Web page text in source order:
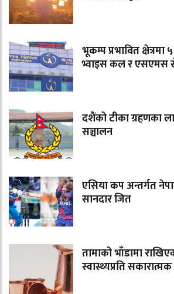
भूकम्प प्रभावित
भ्वाइस कल र एसएमस
दशैंको टीका ग्रहणका
सञ्चालन
एसिया कप अन्तर्गत
सानदार जित
तामाको भाँडामा
स्वास्थ्यप्रति